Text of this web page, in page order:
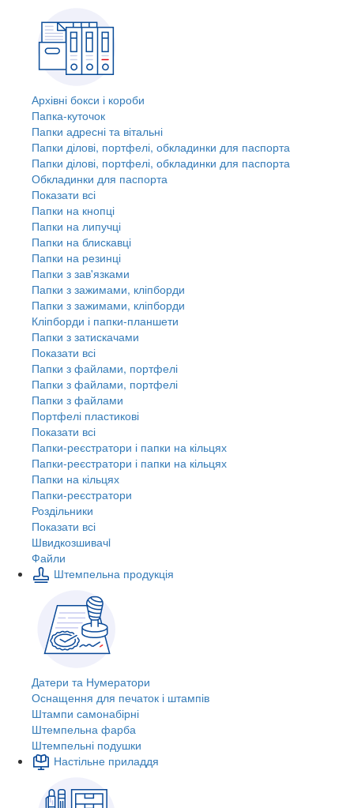
Архівні бокси і короби
Папка-куточок
Папки адресні та вітальні
Папки ділові, портфелі, обкладинки для паспорта
Папки ділові, портфелі, обкладинки для паспорта
Обкладинки для паспорта
Показати всі
Папки на кнопці
Папки на липучці
Папки на блискавці
Папки на резинці
Папки з зав'язками
Папки з зажимами, кліпборди
Папки з зажимами, кліпборди
Кліпборди і папки-планшети
Папки з затискачами
Показати всі
Папки з файлами, портфелі
Папки з файлами, портфелі
Папки з файлами
Портфелі пластикові
Показати всі
Папки-реєстратори і папки на кільцях
Папки-реєстратори і папки на кільцях
Папки на кільцях
Папки-реєстратори
Роздільники
Показати всі
Швидкозшивачi
Файли
Штемпельна продукція
Датери та Нумератори
Оснащення для печаток і штампів
Штампи самонабірні
Штемпельна фарба
Штемпельні подушки
Настільне приладдя